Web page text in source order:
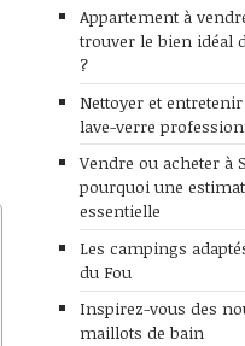
Appartement à
trouver le bien idéal
?
Nettoyer et
lave-verre
Vendre ou acheter à
pourquoi une
essentielle
Les campings
du Fou
Inspirez-vous des
maillots de bain